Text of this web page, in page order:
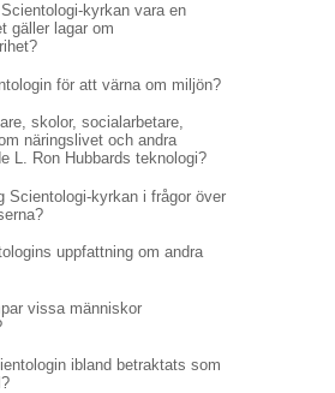
kyrkan vara en
gäller lagar om
för att värna om miljön?
skolor, socialarbetare,
näringslivet och andra
L. Ron Hubbards teknologi?
Scientologi-kyrkan i frågor över
uppfattning om andra
vissa människor
ibland betraktats som